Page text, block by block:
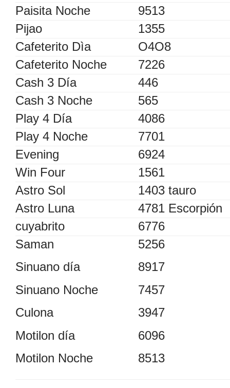
Paisita Noche
9513
Pijao
1355
Cafeterito Dìa
O4O8
Cafeterito Noche
7226
Cash 3 Día
446
Cash 3 Noche
565
Play 4 Día
4086
Play 4 Noche
7701
Evening
6924
Win Four
1561
Astro Sol
1403 tauro
Astro Luna
4781 Escorpión
cuyabrito
6776
Saman
Sinuano día
Sinuano Noche
Culona
Motilon día
Motilon Noche
5256
8917
7457
3947
6096
8513